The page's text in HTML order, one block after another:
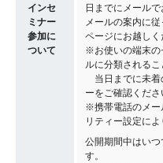
インセ
ミナー
参加に
ついて
日までにメールで
メールの案内に
ページにお越しく
※お使いの端末の
ルに分類されるこ
当日までに未着
ーをご確認くださ
※携帯電話のメー
リティー設定に
公開期間中はい
す。